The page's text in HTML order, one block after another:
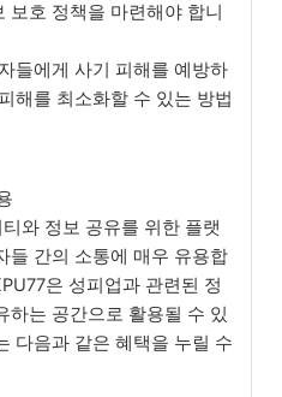
보호 정책을 마련해야 합니
들에게 사기 피해를 예방하
해를 최소화할 수 있는 방법
와 정보 공유를 위한 플랫
들 간의 소통에 매우 유용합
은 성피업과 관련된 정
하는 공간으로 활용될 수 있
다음과 같은 혜택을 누릴 수